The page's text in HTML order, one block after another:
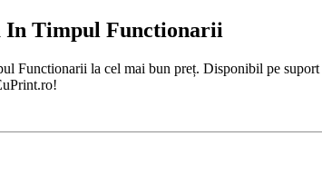
In Timpul Functionarii
Functionarii la cel mai bun preț. Disponibil pe